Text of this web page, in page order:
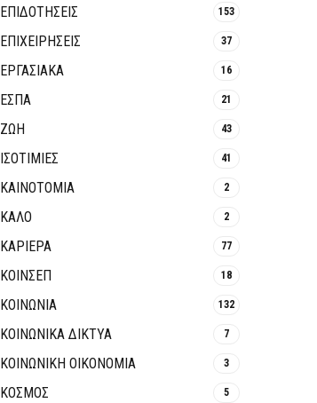
ΕΠΙΔΟΤΗΣΕΙΣ 153
ΕΠΙΧΕΙΡΗΣΕΙΣ 37
ΕΡΓΑΣΙΑΚΑ 16
ΕΣΠΑ 21
ΖΩΗ 43
ΙΣΟΤΙΜΙΕΣ 41
ΚΑΙΝΟΤΟΜΊΑ 2
ΚΑΛΟ 2
ΚΑΡΙΕΡΑ 77
ΚΟΙΝΣΕΠ 18
ΚΟΙΝΩΝΙΑ 132
ΚΟΙΝΩΝΙΚΆ ΔΊΚΤΥΑ 7
ΚΟΙΝΩΝΙΚΉ ΟΙΚΟΝΟΜΊΑ 3
ΚΟΣΜΟΣ 5